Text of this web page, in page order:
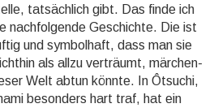
tatsäch­lich gibt. Das finde ich
nach­folgende Geschichte. Die ist
und symbol­haft, dass man sie
als allzu verträumt, märchen­
Welt abtun könnte. In Ôtsuchi,
besonders hart traf, hat ein